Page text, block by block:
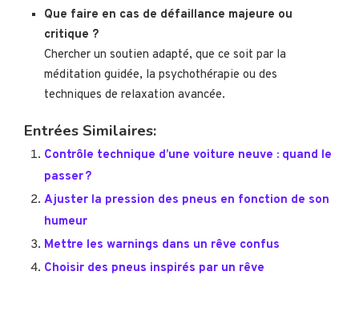
Que faire en cas de défaillance majeure ou
critique ?
Chercher un soutien adapté, que ce soit par la
méditation guidée, la psychothérapie ou des
techniques de relaxation avancée.
Entrées Similaires:
Contrôle technique d’une voiture neuve : quand le
passer ?
Ajuster la pression des pneus en fonction de son
humeur
Mettre les warnings dans un rêve confus
Choisir des pneus inspirés par un rêve